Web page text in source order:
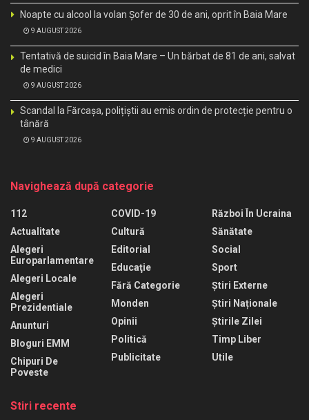
Noapte cu alcool la volan Șofer de 30 de ani, oprit în Baia Mare
9 AUGUST 2026
Tentativă de suicid în Baia Mare – Un bărbat de 81 de ani, salvat
de medici
9 AUGUST 2026
Scandal la Fărcașa, polițiștii au emis ordin de protecție pentru o
tânără
9 AUGUST 2026
Navighează după categorie
112
Actualitate
Alegeri
Europarlamentare
Alegeri Locale
Alegeri
Prezidentiale
Anunturi
Bloguri EMM
Chipuri De
Poveste
COVID-19
Cultură
Editorial
Educaţie
Fără Categorie
Monden
Opinii
Politică
Publicitate
Război În Ucraina
Sănătate
Social
Sport
Știri Externe
Știri Naționale
Știrile Zilei
Timp Liber
Utile
Stiri recente